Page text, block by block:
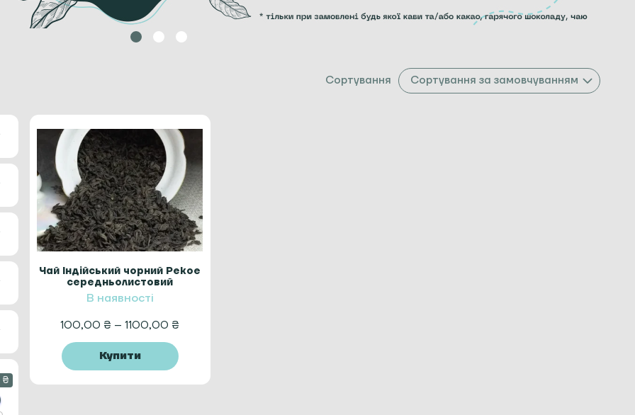
Сортування Сортування за замовчуванням
₴
Чай Індійський чорний Pekoe
середньолистовий
В наявності
100,00 ₴ – 1100,00 ₴
Купити